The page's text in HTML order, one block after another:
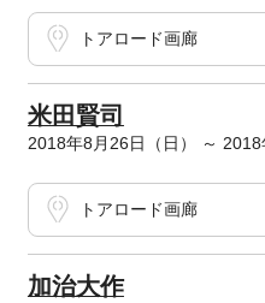
トアロード画廊
米田賢司
2018年8月26日（日） ～ 2018
トアロード画廊
加治大作